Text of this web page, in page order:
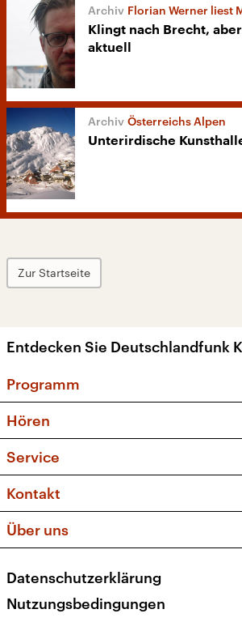
Florian Werner liest
Klingt nach Brecht,
aktuell
Österreichs Alpen
Unterirdische
Zur Startseite
Entdecken Sie Deutschlandfunk
Programm
Sendungen und Podcasts
Musikliste
Kakadu – Das Kinderprogramm
Hören
Frequenzen (UKW + DAB+)
Service
FAQ
Apps
Newsletter
Veranstaltungen
Kontakt
Social Media
Über uns
Presse
Karriere
Datenschutzerklärung
Nutzungsbedingungen